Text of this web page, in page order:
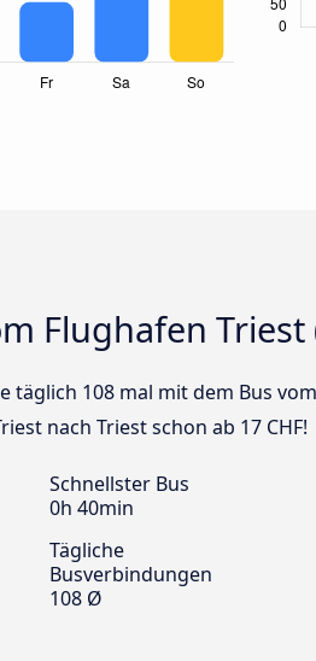
Flughafen Triest
täglich 108 mal mit dem Bus
nach Triest schon ab 17 CHF!
Schnellster Bus
0h 40min
Tägliche
Busverbindungen
108 Ø